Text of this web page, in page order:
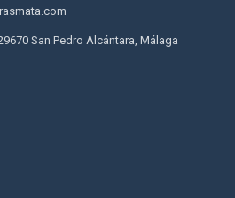
San Pedro Alcántara, Málaga